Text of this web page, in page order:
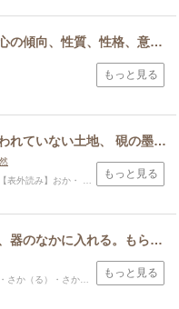
き、け。生まれ持った心の傾向、性質、性格、意欲、関心、物事に影響を受けて変わる感情、情緒、意識、注意力、配慮、気力、味わいや香り、精気、雰囲気
もっと見る
おか、りく。水におおわれていない土地、 硯の墨をする部分、風呂場で体を洗う場所、流し場、尊重する、尊い人物。
し・たか・たかし・ひとし・みち・む・むつ
もっと見る
もる、高く積み上げる、器のなかに入れる。もられたもの、神仏への供えもの。さかん。さかんになる、勢いが強い、盛り立てる。多い、広く大きい。若い、人の一生における充実した時期。
・さかり・しげ・しげる・たけ・もり
もっと見る